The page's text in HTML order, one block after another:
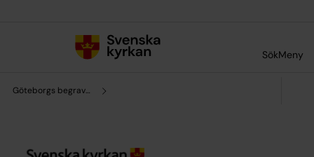
SökMeny
Göteborgs begravningssamfällighet